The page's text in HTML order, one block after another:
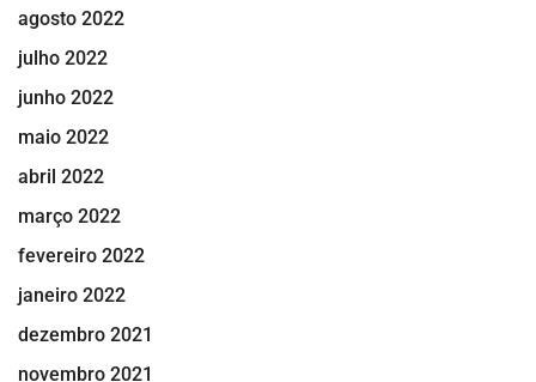
agosto 2022
julho 2022
junho 2022
maio 2022
abril 2022
março 2022
fevereiro 2022
janeiro 2022
dezembro 2021
novembro 2021